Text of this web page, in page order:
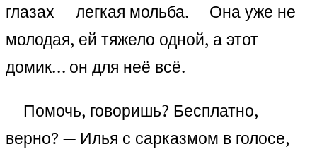
глазах — легкая мольба. — Она уже не
молодая, ей тяжело одной, а этот
домик… он для неё всё.
— Помочь, говоришь? Бесплатно,
верно? — Илья с сарказмом в голосе,